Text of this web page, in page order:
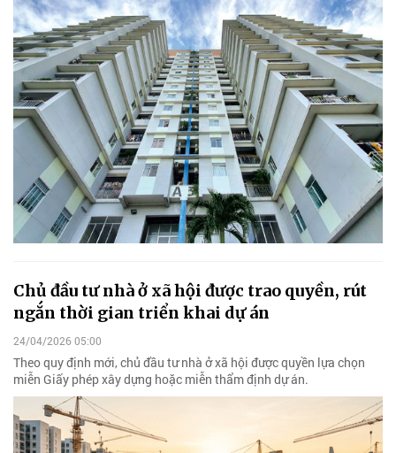
Chủ đầu tư nhà ở xã hội được trao quyền, rút
ngắn thời gian triển khai dự án
24/04/2026 05:00
Theo quy định mới, chủ đầu tư nhà ở xã hội được quyền lựa chọn
miễn Giấy phép xây dựng hoặc miễn thẩm định dự án.